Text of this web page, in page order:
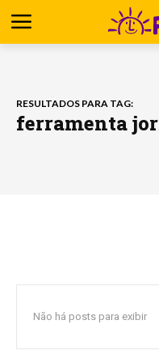
RESULTADOS PARA TAG:
ferramenta
Não há posts para exibir